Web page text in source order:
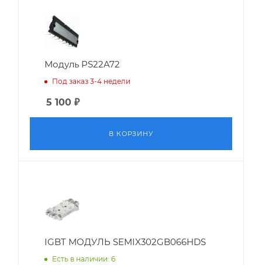
Модуль PS22A72
Под заказ 3-4 недели
5 100 ₽
В КОРЗИНУ
IGBT МОДУЛЬ SEMIX302GB066HDS
Есть в наличии: 6